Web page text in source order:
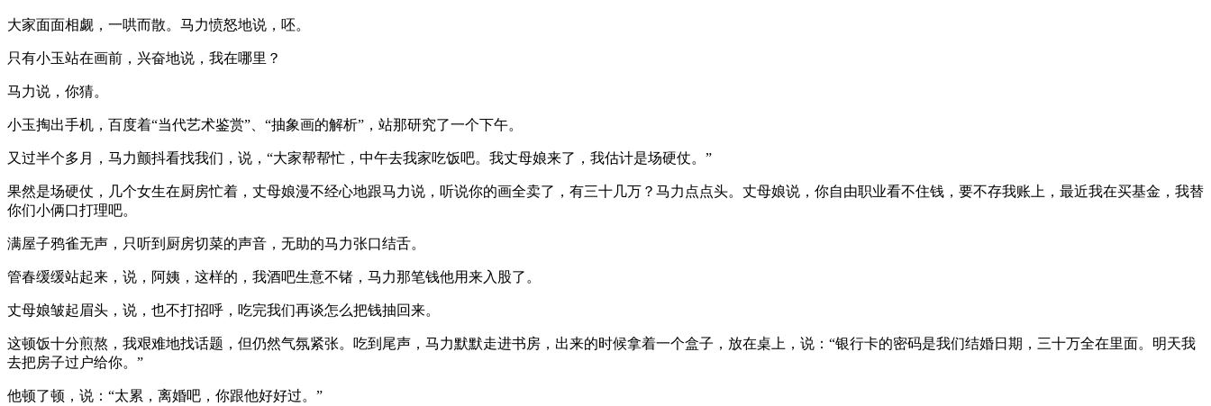
大家面面相觑，一哄而散。马力愤怒地说，呸。
只有小玉站在画前，兴奋地说，我在哪里？
马力说，你猜。
小玉掏出手机，百度着“当代艺术鉴赏”、“抽象画的解析”，站那研究了一个下午。
又过半个多月，马力颤抖看找我们，说，“大家帮帮忙，中午去我家吃饭吧。我丈母娘来了，我估计是场硬仗。”
果然是场硬仗，几个女生在厨房忙着，丈母娘漫不经心地跟马力说，听说你的画全卖了，有三十几万？马力点点头。丈母娘说，你自由职业看不住钱，要不存我账上，最近我在买基金，我替
你们小俩口打理吧。
满屋子鸦雀无声，只听到厨房切菜的声音，无助的马力张口结舌。
管春缓缓站起来，说，阿姨，这样的，我酒吧生意不锗，马力那笔钱他用来入股了。
丈母娘皱起眉头，说，也不打招呼，吃完我们再谈怎么把钱抽回来。
这顿饭十分煎熬，我艰难地找话题，但仍然气氛紧张。吃到尾声，马力默默走进书房，出来的时候拿着一个盒子，放在桌上，说：“银行卡的密码是我们结婚日期，三十万全在里面。明天我
去把房子过户给你。”
他顿了顿，说：“太累，离婚吧，你跟他好好过。”